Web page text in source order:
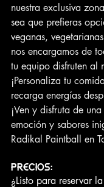
nuestra exclusiva
sea que prefieras
veganas,
nos encargamos de
tu equipo disfruten al
¡Personaliza tu
recarga energías
¡Ven y disfruta de
emoción y sabores
Radikal Paintball en
PRECIOS:
¿Listo para reservar